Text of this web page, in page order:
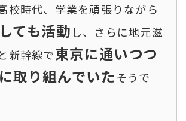
校時代、学業を頑張りながら
ても活動 し、さらに地元滋
新幹線で東京に通いつつ
取り組んでいたそうで